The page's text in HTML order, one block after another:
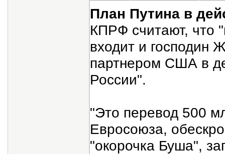
План Путина в
КПРФ считают, что
входит и господин
партнером США в
России".
"Это перевод 500
Евросоюза,
"окорочка Буша",